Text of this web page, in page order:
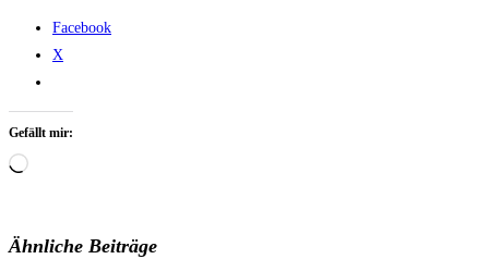
Facebook
X
Gefällt mir:
Wird
Ähnliche Beiträge